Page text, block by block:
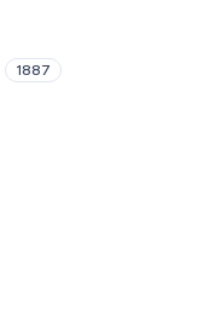
1887